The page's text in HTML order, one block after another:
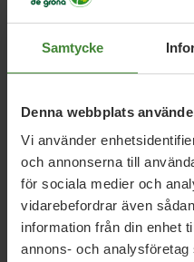
Samtycke
Denna webbplats
Vi använder
och annonserna till
för sociala medier och
vidarebefordrar även
information från din enhet
annons- och
5 augusti 2026
Miljöpartiet:
nya datacenter